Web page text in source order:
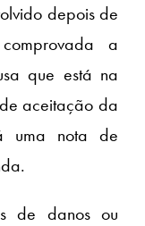
depois de
a
que está na
aceitação da
uma nota de
de danos ou